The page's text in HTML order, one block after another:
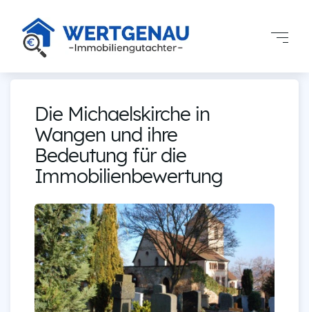
Die Michaelskirche in
Wangen und ihre
Bedeutung für die
Immobilienbewertung